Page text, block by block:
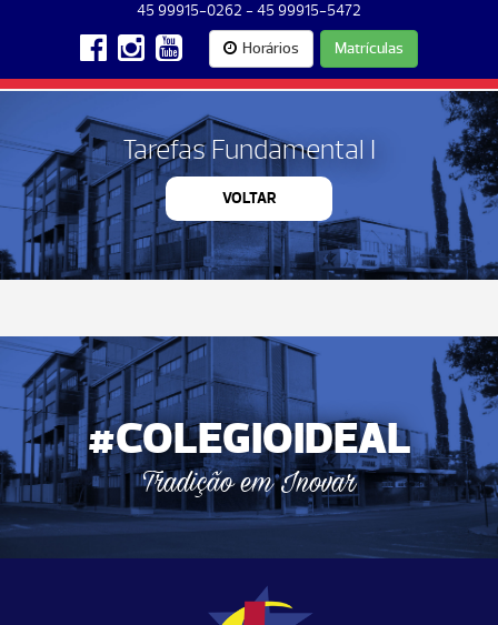
45 99915-0262 - 45 99915-5472
Matrículas
Horários
Tarefas Fundamental I
VOLTAR
#COLEGIOIDEAL
Tradição em Inovar